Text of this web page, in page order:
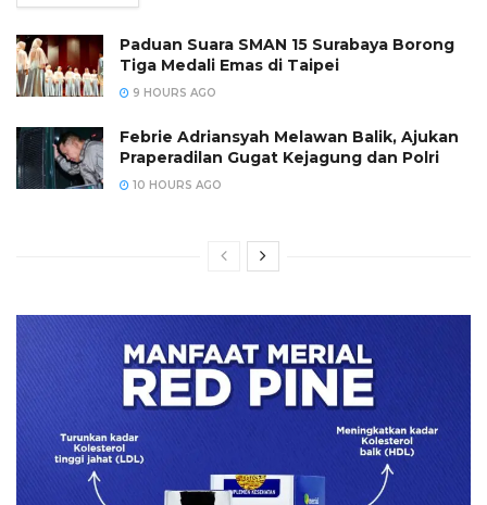
Paduan Suara SMAN 15 Surabaya Borong
Tiga Medali Emas di Taipei
9 HOURS AGO
Febrie Adriansyah Melawan Balik, Ajukan
Praperadilan Gugat Kejagung dan Polri
10 HOURS AGO